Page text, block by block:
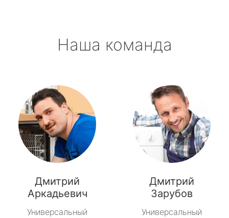
Наша команда
Дмитрий
Аркадьевич
Универсальный
Дмитрий
Зарубов
Универсальный